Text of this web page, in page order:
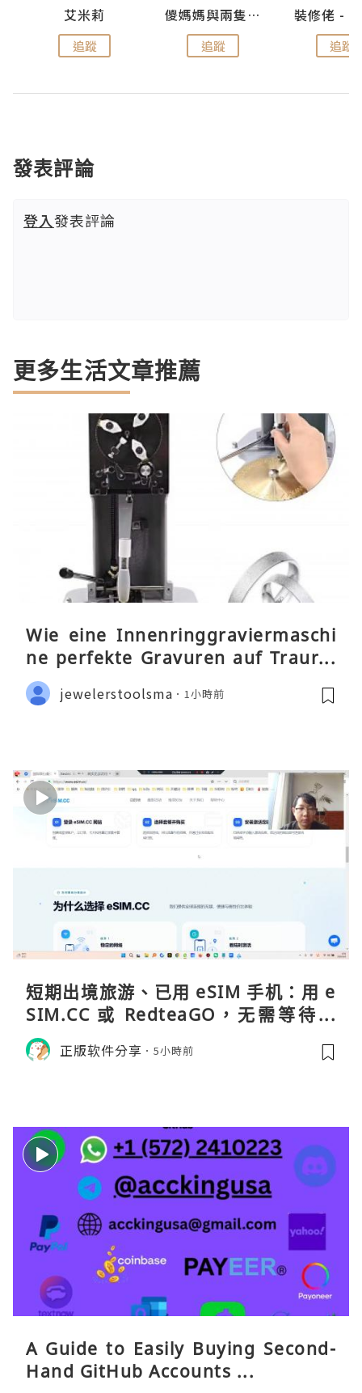
艾米莉
追蹤
儍媽媽與兩隻小魔怪之家
追蹤 追蹤
發表評論
登入發表評論
更多生活文章推薦
Wie eine Innenringgraviermaschi
ne perfekte Gravuren auf Traurin
gen ermöglicht
jewelerstoolsma 1小時前
短期出境旅游、已用 eSIM 手机：用 e
SIM.CC 或 RedteaGO，无需等待收
货。需要“当地号码 + 通话短信”（如
打车、外卖、客户联络）：优先 Redt
正版软件分享 5小時前
A Guide to Easily Buying Second-
Hand GitHub Accounts ...